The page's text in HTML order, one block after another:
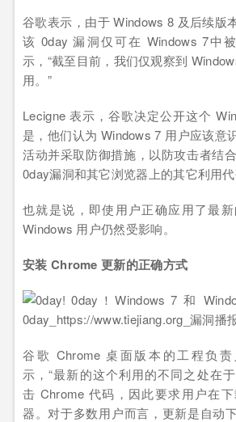
谷歌表示，由于 Windows 8 及后续版
该 0day 漏洞仅可在 Windows 7中
示，“截至目前，我们仅观察到
用。”
Lecigne 表示，谷歌决定公开这个
是，他们认为 Windows 7 用户应该意
活动并采取防御措施，以防攻击者结
0day漏洞和其它浏览器上的其它利用代
也就是说，即使用户正确应用了最新
Windows 用户仍然受影响。
安装 Chrome 更新的正确方式
谷歌 Chrome 桌面版本的工程负责
示，“最新的这个利用的不同之处在
击 Chrome 代码，因此要求用户在
器。对于多数用户而言，更新是自动